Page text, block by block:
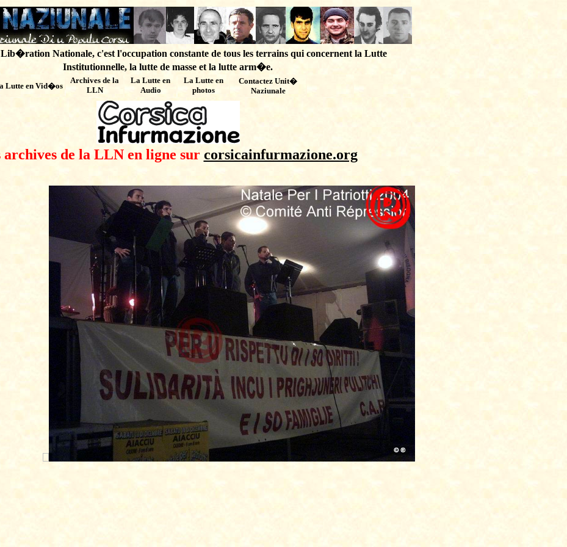
Nationale, c'est l'occupation constante de tous les terrains qui concernent la Lutte
Institutionnelle, la lutte de masse et la lutte arm�e.
Lutte en Vid�os
Archives de la
LLN
La Lutte en
Audio
La Lutte en
photos
Contactez Unit�
Naziunale
archives de la LLN en ligne sur corsicainfurmazione.org